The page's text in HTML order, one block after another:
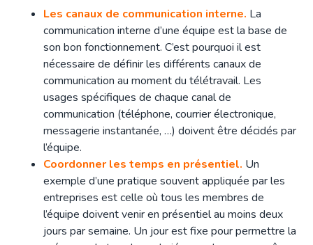
Les canaux de communication interne. La
communication interne d’une équipe est la base de
son bon fonctionnement. C’est pourquoi il est
nécessaire de définir les différents canaux de
communication au moment du télétravail. Les
usages spécifiques de chaque canal de
communication (téléphone, courrier électronique,
messagerie instantanée, …) doivent être décidés par
l’équipe.
Coordonner les temps en présentiel. Un
exemple d’une pratique souvent appliquée par les
entreprises est celle où tous les membres de
l’équipe doivent venir en présentiel au moins deux
jours par semaine. Un jour est fixe pour permettre la